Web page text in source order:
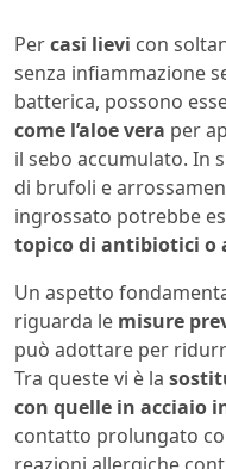
Percasi lievi con
senza infiammazione
batterica, possono
come l’aloe vera per
il sebo accumulato. In
di brufoli e
ingrossato potrebbe
topico di antibiotici o
Un aspetto
riguarda le misure
può adottare per
Tra queste vi è la
con quelle in acciaio
contatto prolungato
reazioni allergiche